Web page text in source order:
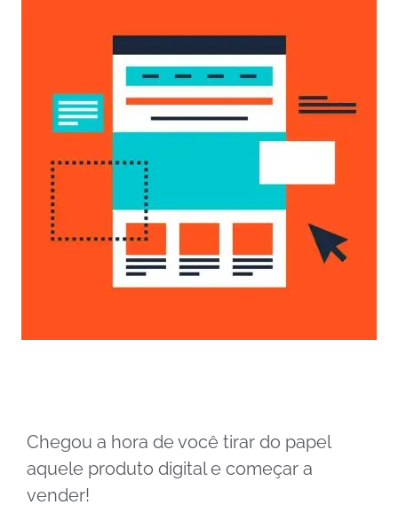
Chegou a hora de você tirar do papel
aquele produto digital e começar a
vender!